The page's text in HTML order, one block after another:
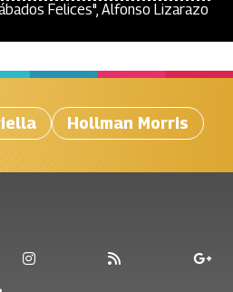
Felices", Alfonso Lizarazo
Hollman Morris